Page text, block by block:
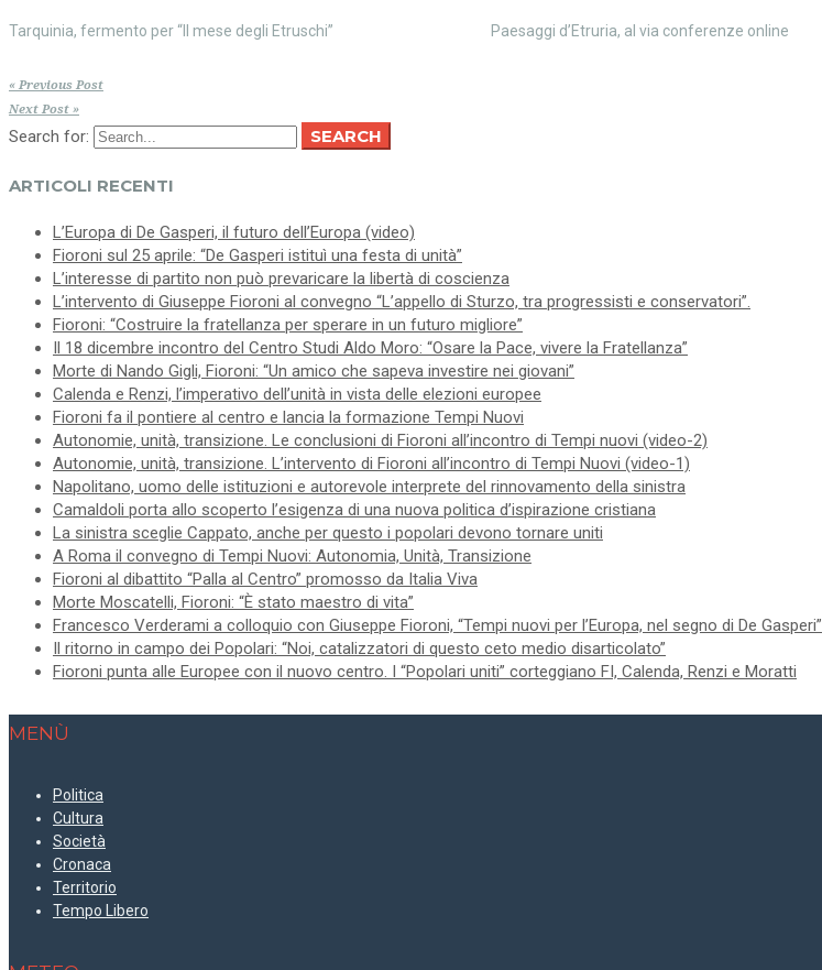
Tarquinia, fermento per “Il mese degli Etruschi” Paesaggi d’Etruria, al via conferenze online
« Previous Post
Next Post »
Search for: SEARCH
ARTICOLI RECENTI
L’Europa di De Gasperi, il futuro dell’Europa (video)
Fioroni sul 25 aprile: “De Gasperi istituì una festa di unità”
L’interesse di partito non può prevaricare la libertà di coscienza
L’intervento di Giuseppe Fioroni al convegno “L’appello di Sturzo, tra progressisti e conservatori”.
Fioroni: “Costruire la fratellanza per sperare in un futuro migliore”
Il 18 dicembre incontro del Centro Studi Aldo Moro: “Osare la Pace, vivere la Fratellanza”
Morte di Nando Gigli, Fioroni: “Un amico che sapeva investire nei giovani”
Calenda e Renzi, l’imperativo dell’unità in vista delle elezioni europee
Fioroni fa il pontiere al centro e lancia la formazione Tempi Nuovi
Autonomie, unità, transizione. Le conclusioni di Fioroni all’incontro di Tempi nuovi (video-2)
Autonomie, unità, transizione. L’intervento di Fioroni all’incontro di Tempi Nuovi (video-1)
Napolitano, uomo delle istituzioni e autorevole interprete del rinnovamento della sinistra
Camaldoli porta allo scoperto l’esigenza di una nuova politica d’ispirazione cristiana
La sinistra sceglie Cappato, anche per questo i popolari devono tornare uniti
A Roma il convegno di Tempi Nuovi: Autonomia, Unità, Transizione
Fioroni al dibattito “Palla al Centro” promosso da Italia Viva
Morte Moscatelli, Fioroni: “È stato maestro di vita”
Francesco Verderami a colloquio con Giuseppe Fioroni, “Tempi nuovi per l’Europa, nel segno di De Gasperi”
Il ritorno in campo dei Popolari: “Noi, catalizzatori di questo ceto medio disarticolato”
Fioroni punta alle Europee con il nuovo centro. I “Popolari uniti” corteggiano FI, Calenda, Renzi e Moratti
MENÙ
Politica
Cultura
Società
Cronaca
Territorio
Tempo Libero